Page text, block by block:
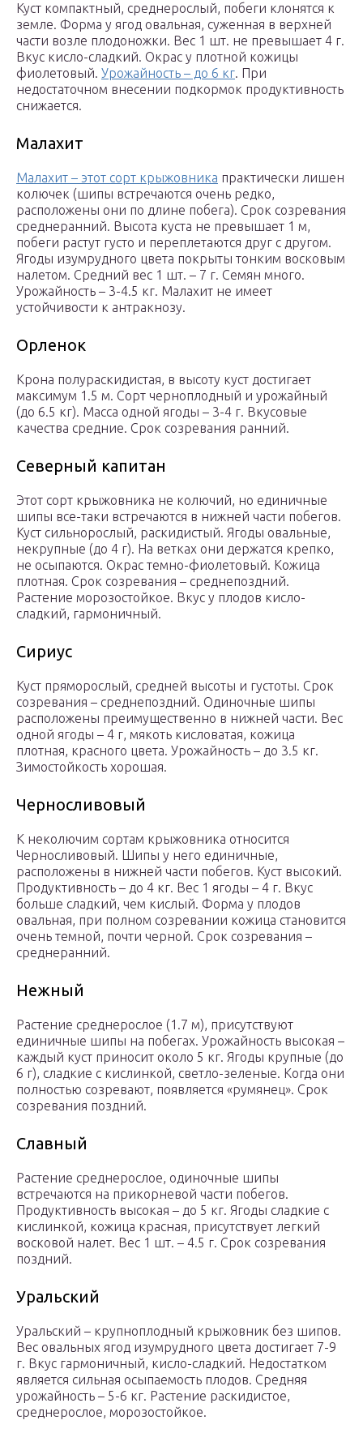
Куст компактный, среднерослый, побеги клонятся к
земле. Форма у ягод овальная, суженная в верхней
части возле плодоножки. Вес 1 шт. не превышает 4 г.
Вкус кисло-сладкий. Окрас у плотной кожицы
фиолетовый. Урожайность – до 6 кг. При
недостаточном внесении подкормок продуктивность
снижается.
Малахит
Малахит – этот сорт крыжовника практически лишен
колючек (шипы встречаются очень редко,
расположены они по длине побега). Срок созревания
среднеранний. Высота куста не превышает 1 м,
побеги растут густо и переплетаются друг с другом.
Ягоды изумрудного цвета покрыты тонким восковым
налетом. Средний вес 1 шт. – 7 г. Семян много.
Урожайность – 3-4.5 кг. Малахит не имеет
устойчивости к антракнозу.
Орленок
Крона полураскидистая, в высоту куст достигает
максимум 1.5 м. Сорт черноплодный и урожайный
(до 6.5 кг). Масса одной ягоды – 3-4 г. Вкусовые
качества средние. Срок созревания ранний.
Северный капитан
Этот сорт крыжовника не колючий, но единичные
шипы все-таки встречаются в нижней части побегов.
Куст сильнорослый, раскидистый. Ягоды овальные,
некрупные (до 4 г). На ветках они держатся крепко,
не осыпаются. Окрас темно-фиолетовый. Кожица
плотная. Срок созревания – среднепоздний.
Растение морозостойкое. Вкус у плодов кисло-
сладкий, гармоничный.
Сириус
Куст пряморослый, средней высоты и густоты. Срок
созревания – среднепоздний. Одиночные шипы
расположены преимущественно в нижней части. Вес
одной ягоды – 4 г, мякоть кисловатая, кожица
плотная, красного цвета. Урожайность – до 3.5 кг.
Зимостойкость хорошая.
Черносливовый
К неколючим сортам крыжовника относится
Черносливовый. Шипы у него единичные,
расположены в нижней части побегов. Куст высокий.
Продуктивность – до 4 кг. Вес 1 ягоды – 4 г. Вкус
больше сладкий, чем кислый. Форма у плодов
овальная, при полном созревании кожица становится
очень темной, почти черной. Срок созревания –
среднеранний.
Нежный
Растение среднерослое (1.7 м), присутствуют
единичные шипы на побегах. Урожайность высокая –
каждый куст приносит около 5 кг. Ягоды крупные (до
6 г), сладкие с кислинкой, светло-зеленые. Когда они
полностью созревают, появляется «румянец». Срок
созревания поздний.
Славный
Растение среднерослое, одиночные шипы
встречаются на прикорневой части побегов.
Продуктивность высокая – до 5 кг. Ягоды сладкие с
кислинкой, кожица красная, присутствует легкий
восковой налет. Вес 1 шт. – 4.5 г. Срок созревания
поздний.
Уральский
Уральский – крупноплодный крыжовник без шипов.
Вес овальных ягод изумрудного цвета достигает 7-9
г. Вкус гармоничный, кисло-сладкий. Недостатком
является сильная осыпаемость плодов. Средняя
урожайность – 5-6 кг. Растение раскидистое,
среднерослое, морозостойкое.